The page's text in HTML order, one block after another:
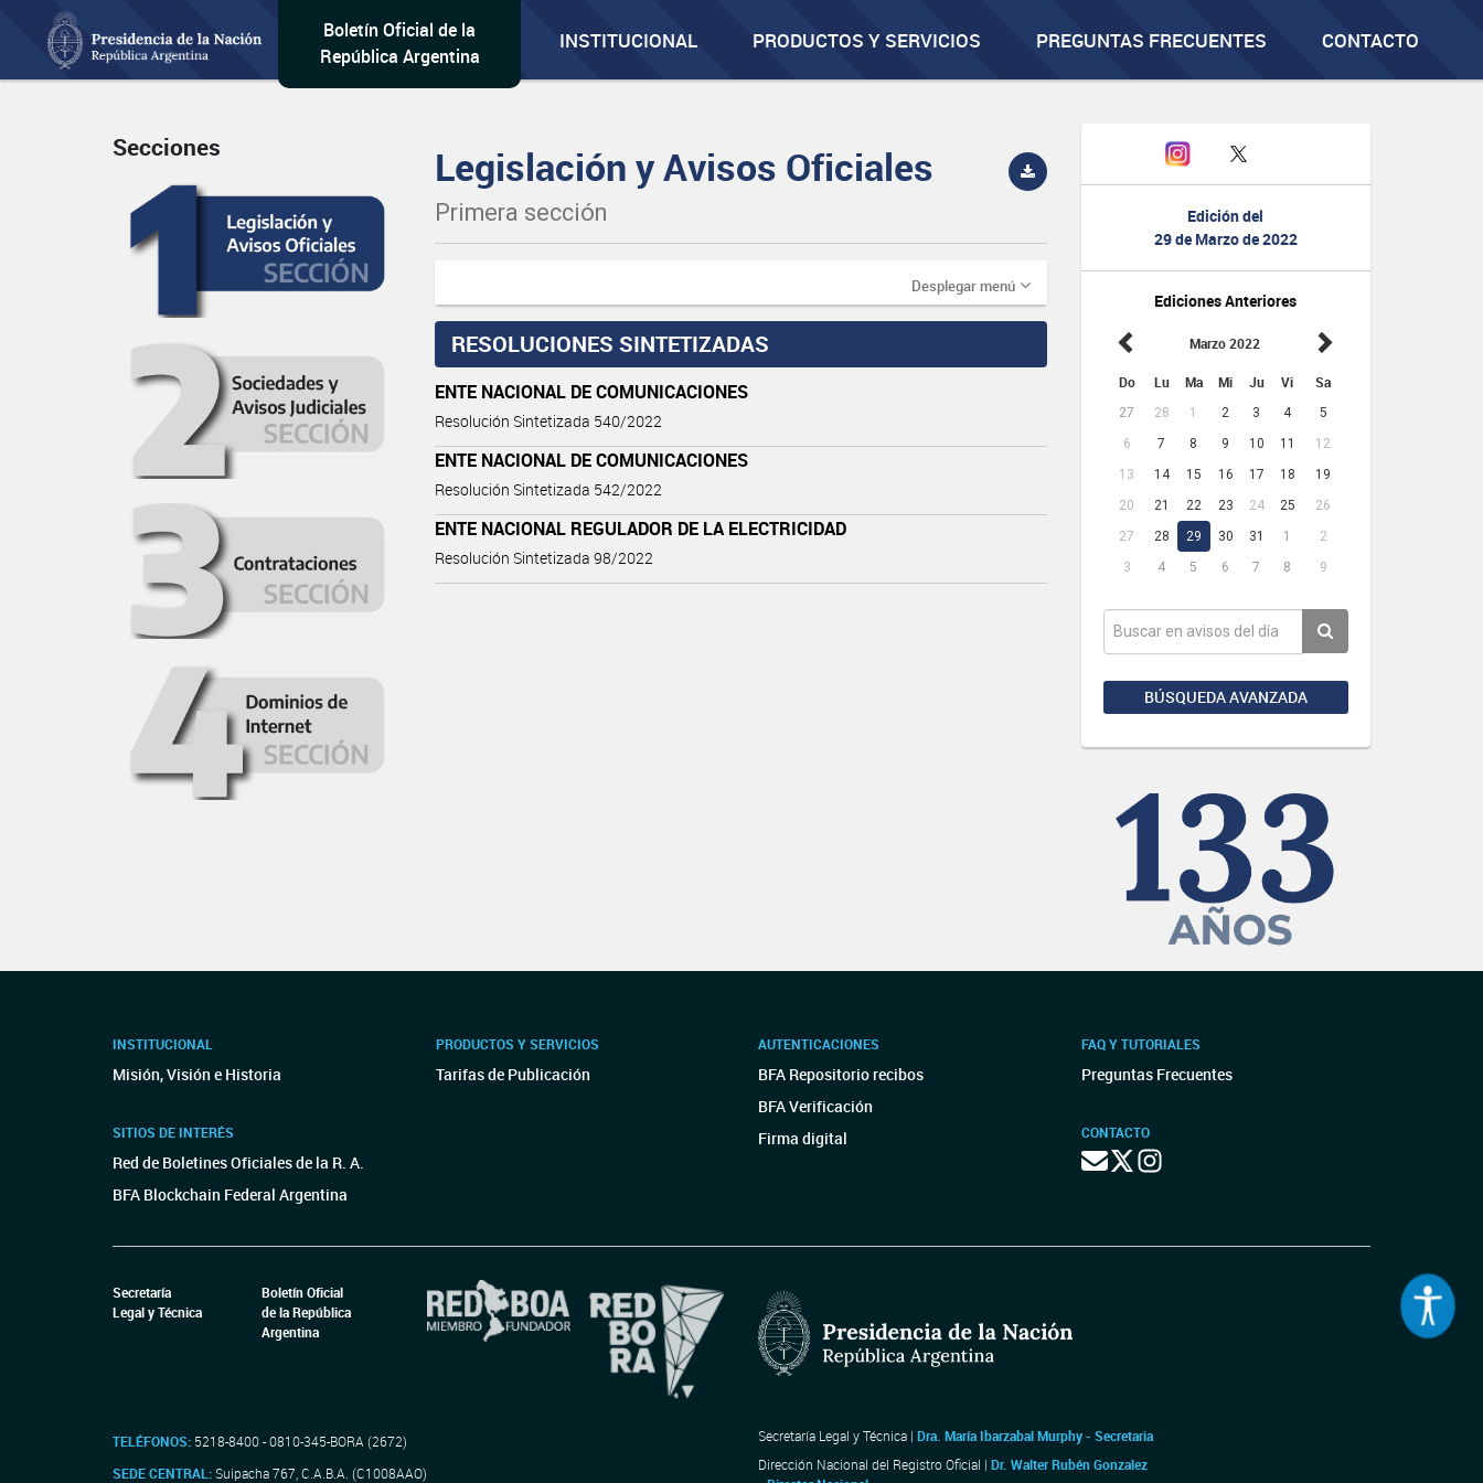
Boletín Oficial de la
República Argentina
INSTITUCIONAL PRODUCTOS Y SERVICIOS PREGUNTAS FRECUENTES CONTACTO
Edición del
29 de Marzo de 2022
Ediciones Anteriores
Marzo 2022
Do Lu Ma Mi Ju Vi Sa
27 28 1 2 3 4
5
6
7 8 9 10 11
12
13
14 15 16 17 18
19
20
21 22 23 24 25
26
27
28 29 30 31 1
2
3
4 5 6 7 8 9
BÚSQUEDA AVANZADA
Secciones Legislación y Avisos Oficiales
Primera sección
Desplegar menú
RESOLUCIONES SINTETIZADAS
ENTE NACIONAL DE COMUNICACIONES
Resolución Sintetizada 540/2022
ENTE NACIONAL DE COMUNICACIONES
Resolución Sintetizada 542/2022
ENTE NACIONAL REGULADOR DE LA ELECTRICIDAD
Resolución Sintetizada 98/2022
INSTITUCIONAL
Misión, Visión e Historia
SITIOS DE INTERÉS
Red de Boletines Oficiales de la R. A.
BFA Blockchain Federal Argentina
PRODUCTOS Y SERVICIOS
Tarifas de Publicación
AUTENTICACIONES
BFA Repositorio recibos
BFA Verificación
Firma digital
FAQ Y TUTORIALES
Preguntas Frecuentes
CONTACTO
Secretaría
Legal y Técnica
Boletín Oficial
de la República
Argentina
TELÉFONOS: 5218-8400 - 0810-345-BORA (2672)
SEDE CENTRAL:Suipacha 767, C.A.B.A. (C1008AAO)
Secretaría Legal y Técnica | Dra. María Ibarzabal Murphy - Secretaria
Dirección Nacional del Registro Oficial | Dr. Walter Rubén Gonzalez